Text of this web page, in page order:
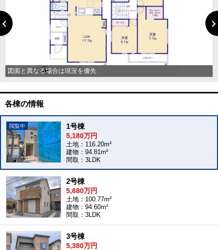
図面と異なる場合は現況を優先
各棟の情報
1号棟
5,180万円
土地：116.20m²
建物：94.81m²
間取：3LDK
2号棟
5,680万円
土地：100.77m²
建物：94.60m²
間取：3LDK
3号棟
5,380万円